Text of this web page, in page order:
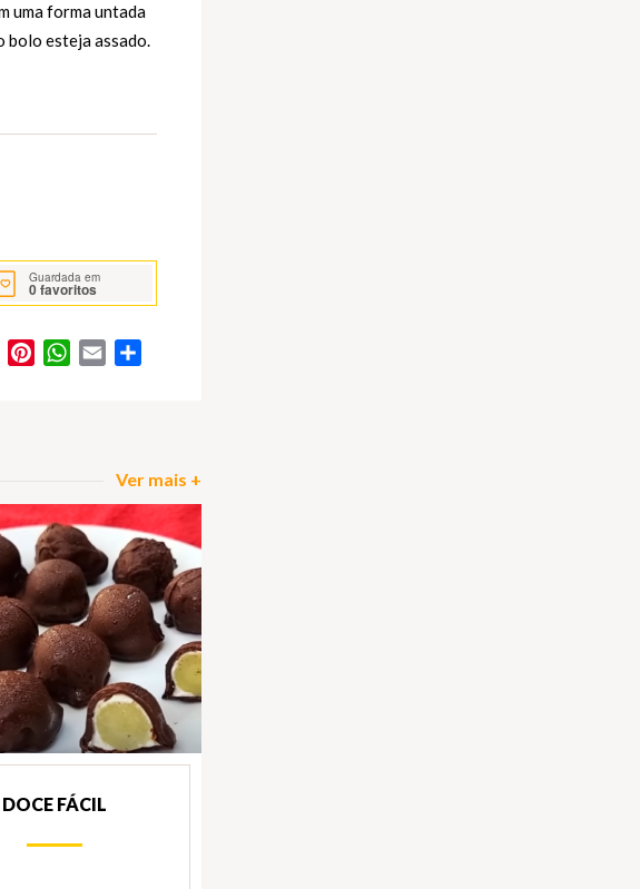
uma forma untada
bolo esteja assado.
Guardada em
0favoritos
FacebookPinterestWhatsApp
Email
Ver mais +
DOCE FÁCIL